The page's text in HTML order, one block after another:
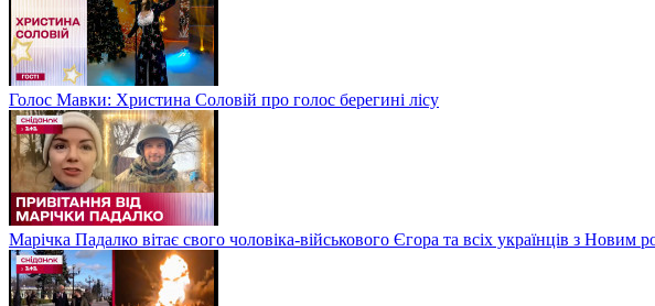
Голос Мавки: Христина Соловій про голос берегині лісу
Марічка Падалко вітає свого чоловіка-військового Єгора та всіх українців з Новим